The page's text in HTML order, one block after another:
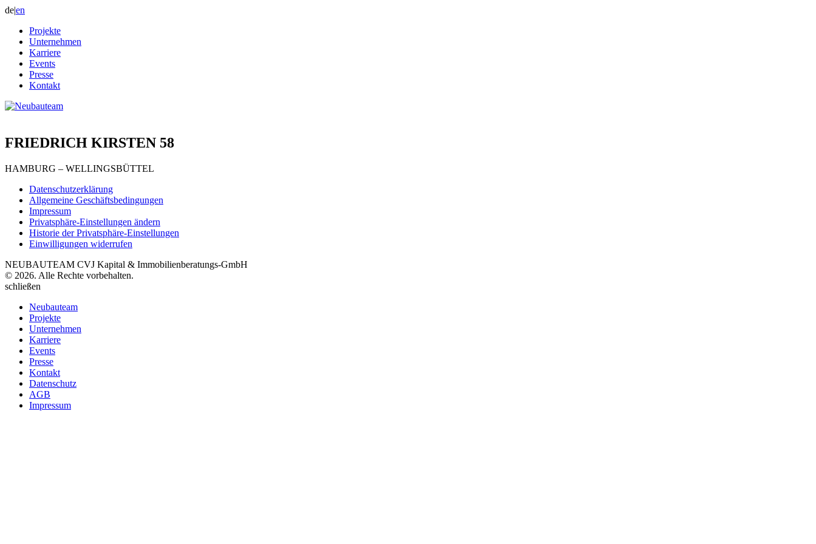
de|en
Projekte
Unternehmen
Karriere
Events
Presse
Kontakt
FRIEDRICH KIRSTEN 58
HAMBURG – WELLINGSBÜTTEL
Datenschutzerklärung
Allgemeine Geschäftsbedingungen
Impressum
Privatsphäre-Einstellungen ändern
Historie der Privatsphäre-Einstellungen
Einwilligungen widerrufen
NEUBAUTEAM CVJ Kapital & Immobilienberatungs-GmbH
© 2026. Alle Rechte vorbehalten.
schließen
Neubauteam
Projekte
Unternehmen
Karriere
Events
Presse
Kontakt
Datenschutz
AGB
Impressum